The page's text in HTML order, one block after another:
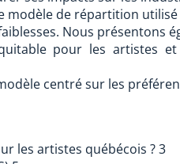
modèle de répartition
Nous présentons
pour les artistes
centré sur les
les artistes québécois ? 3